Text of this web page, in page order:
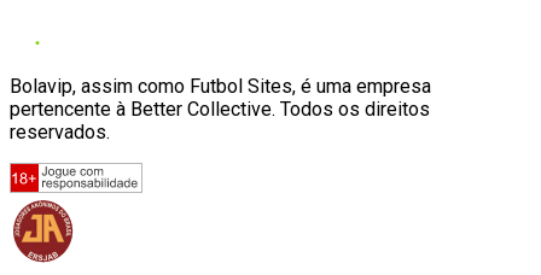
Bolavip, assim como Futbol Sites, é uma empresa
pertencente à Better Collective. Todos os direitos
reservados.